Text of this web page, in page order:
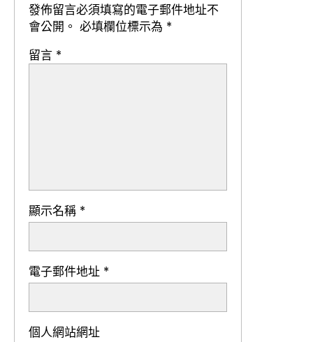
發佈留言必須填寫的電子郵件地址不
會公開。 必填欄位標示為 *
留言 *
顯示名稱 *
電子郵件地址 *
個人網站網址